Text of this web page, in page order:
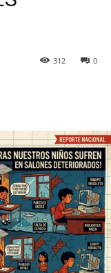
0
312